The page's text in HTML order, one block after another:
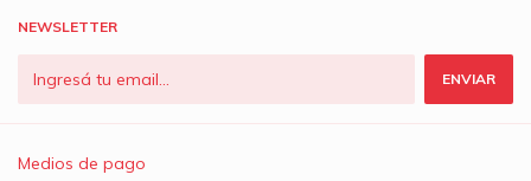
NEWSLETTER
Medios de pago